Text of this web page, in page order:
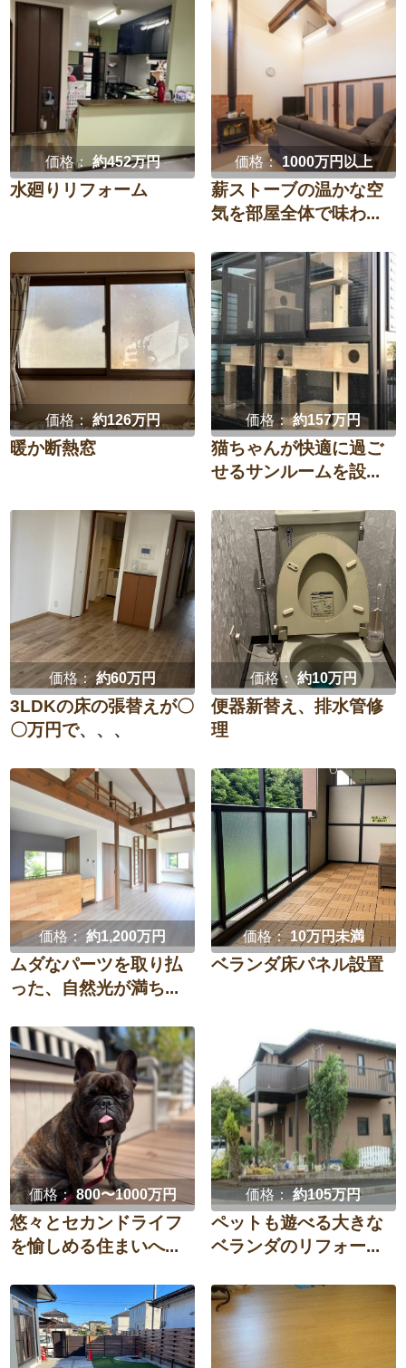
価格： 約452万円
水廻りリフォーム
価格：1000万円以上
薪ストーブの温かな空
気を部屋全体で味わ...
価格：約126万円
暖か断熱窓
価格：約157万円
猫ちゃんが快適に過ご
せるサンルームを設...
価格：約60万円
3LDKの床の張替えが〇
〇万円で、、、
価格：約10万円
便器新替え、排水管修
理
価格：約1,200万円
ムダなパーツを取り払
った、自然光が満ち...
価格：10万円未満
ベランダ床パネル設置
価格：800〜1000万円
悠々とセカンドライフ
を愉しめる住まいへ...
価格：約105万円
ペットも遊べる大きな
ベランダのリフォー...